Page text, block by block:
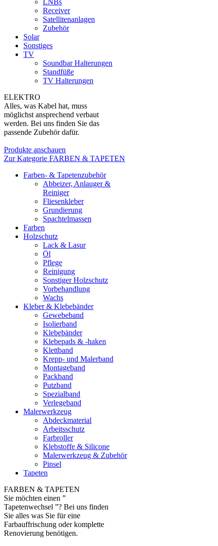
LNBs
Receiver
Satellitenanlagen
Zubehör
Solar
Sonstiges
TV
Soundbar Halterungen
Standfüße
TV Halterungen
ELEKTRO
Alles, was Kabel hat, muss
möglichst ansprechend verbaut
werden. Bei uns finden Sie das
passende Zubehör dafür.
Produkte anschauen
Zur Kategorie FARBEN & TAPETEN
Farben- & Tapetenzubehör
Abbeizer, Anlauger &
Reiniger
Fliesenkleber
Grundierung
Spachtelmassen
Farben
Holzschutz
Lack & Lasur
Öl
Pflege
Reinigung
Sonstiger Holzschutz
Vorbehandlung
Wachs
Kleber & Klebebänder
Gewebeband
Isolierband
Klebebänder
Klebepads & -haken
Klettband
Krepp- und Malerband
Montageband
Packband
Putzband
Spezialband
Verlegeband
Malerwerkzeug
Abdeckmaterial
Arbeitsschutz
Farbroller
Klebstoffe & Silicone
Malerwerkzeug & Zubehör
Pinsel
Tapeten
FARBEN & TAPETEN
Sie möchten einen ”
Tapetenwechsel ”? Bei uns finden
Sie alles was Sie für eine
Farbauffrischung oder komplette
Renovierung benötigen.